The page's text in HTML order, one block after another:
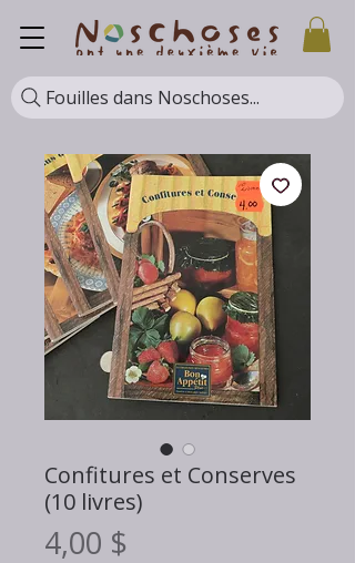
Fouilles dans Noschoses...
Confitures et Conserves
(10 livres)
4,00 $